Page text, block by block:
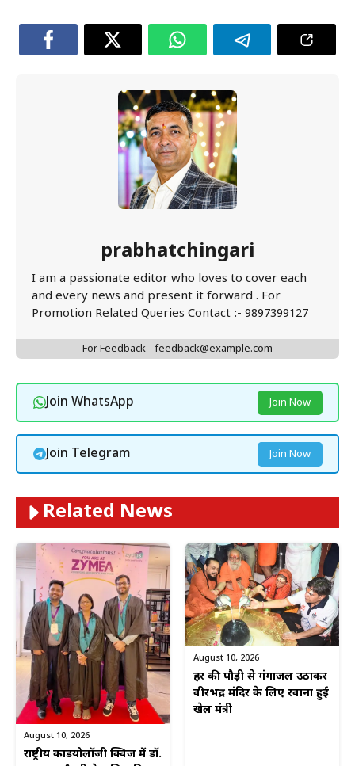
prabhatchingari
I am a passionate editor who loves to cover each
and every news and present it forward . For
Promotion Related Queries Contact :- 9897399127
For Feedback - feedback@example.com
Join WhatsApp Join Now
Join Telegram Join Now
Related News
August 10, 2026
राष्ट्रीय कार्डियोलॉजी क्विज में डॉ.
August 10, 2026
हर की पौड़ी से गंगाजल उठाकर
वीरभद्र मंदिर के लिए रवाना हुई
खेल मंत्री